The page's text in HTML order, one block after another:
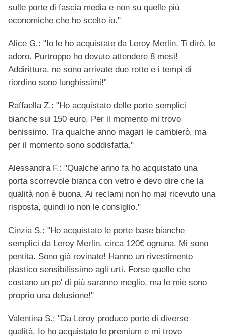
sulle porte di fascia media e non su quelle più
economiche che ho scelto io."
Alice G.: "Io le ho acquistate da Leroy Merlin. Ti dirò, le
adoro. Purtroppo ho dovuto attendere 8 mesi!
Addirittura, ne sono arrivate due rotte e i tempi di
riordino sono lunghissimi!"
Raffaella Z.: "Ho acquistato delle porte semplici
bianche sui 150 euro. Per il momento mi trovo
benissimo. Tra qualche anno magari le cambierò, ma
per il momento sono soddisfatta."
Alessandra F.: "Qualche anno fa ho acquistato una
porta scorrevole bianca con vetro e devo dire che la
qualità non è buona. Ai reclami non ho mai ricevuto una
risposta, quindi io non le consiglio."
Cinzia S.: "Ho acquistato le porte base bianche
semplici da Leroy Merlin, circa 120€ ognuna. Mi sono
pentita. Sono già rovinate! Hanno un rivestimento
plastico sensibilissimo agli urti. Forse quelle che
costano un po' di più saranno meglio, ma le mie sono
proprio una delusione!"
Valentina S.: "Da Leroy produco porte di diverse
qualità. Io ho acquistato le premium e mi trovo